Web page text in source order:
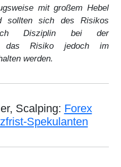
mit großem Hebel
sollten sich des Risikos
Disziplin bei der
das Risiko jedoch im
werden.
Scalping: Forex
Spekulanten